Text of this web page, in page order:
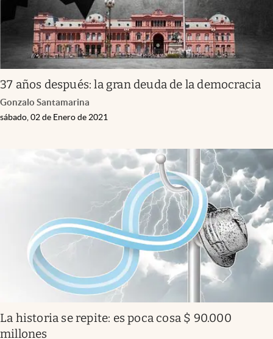
37 años después: la gran deuda de la democracia
Gonzalo Santamarina
sábado, 02 de Enero de 2021
La historia se repite: es poca cosa $ 90.000
millones